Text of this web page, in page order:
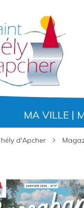
MA VILLE
d'Apcher